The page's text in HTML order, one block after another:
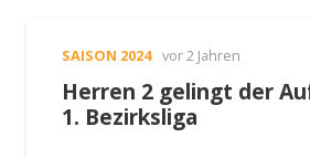
SAISON 2024 vor 2 Jahren
Herren 2 gelingt der
1. Bezirksliga